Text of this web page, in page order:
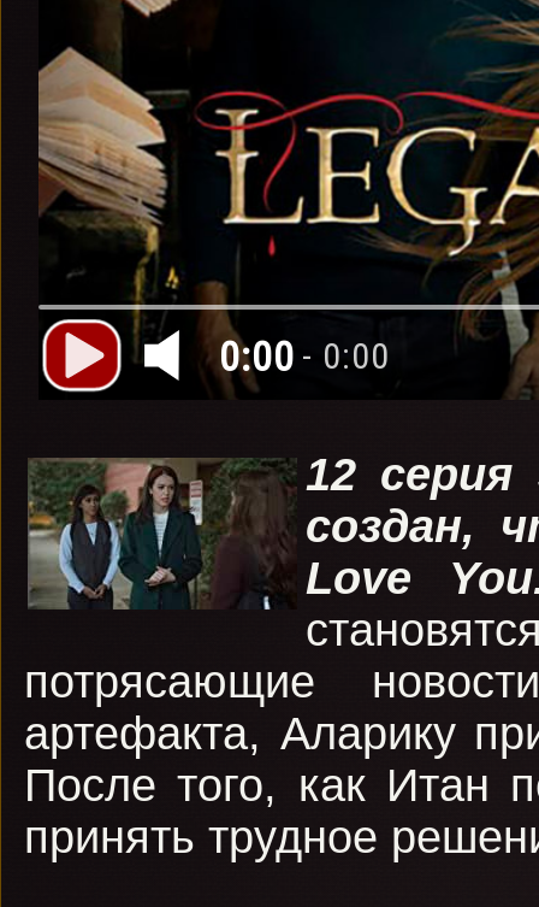
0:00 - 0:00
12
создан,
Love
потрясающие
артефакта, Аларику
После того, как Итан
принять трудное